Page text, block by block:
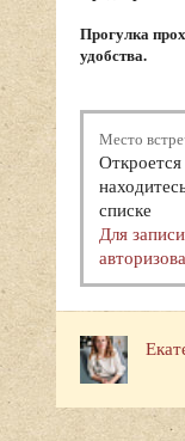
Прогулка
удобства.
Место
списке
Для